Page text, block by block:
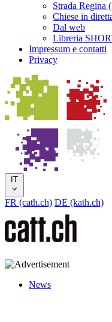
Strada Regina
Chiese in
Dal web
Libreria
Impressum e contatti
Privacy
IT
FR (cath.ch) DE (kath.ch)
News